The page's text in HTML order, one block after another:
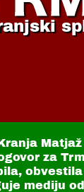
Matjaž
za
mediju